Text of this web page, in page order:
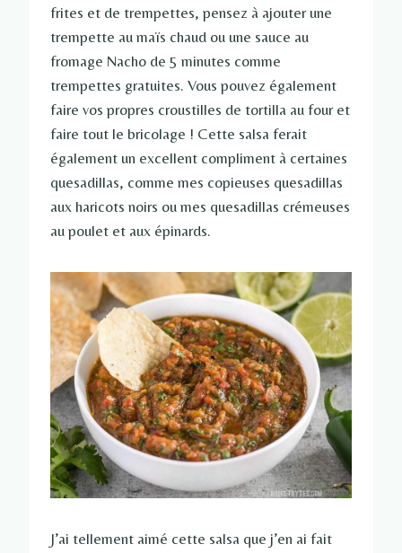
frites et de trempettes, pensez à ajouter une
trempette au maïs chaud ou une sauce au
fromage Nacho de 5 minutes comme
trempettes gratuites. Vous pouvez également
faire vos propres croustilles de tortilla au four et
faire tout le bricolage ! Cette salsa ferait
également un excellent compliment à certaines
quesadillas, comme mes copieuses quesadillas
aux haricots noirs ou mes quesadillas crémeuses
au poulet et aux épinards.
J’ai tellement aimé cette salsa que j’en ai fait